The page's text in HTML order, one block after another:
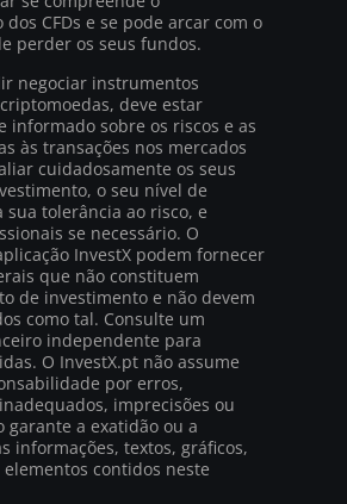
CFDs e se pode arcar com o
perder os seus fundos.
negociar instrumentos
deve estar
informado sobre os riscos e as
às transações nos mercados
cuidadosamente os seus
o seu nível de
sua tolerância ao risco, e
se necessário. O
InvestX podem fornecer
que não constituem
de investimento e não devem
como tal. Consulte um
independente para
O InvestX.pt não assume
por erros,
imprecisões ou
garante a exatidão ou a
informações, textos, gráficos,
contidos neste